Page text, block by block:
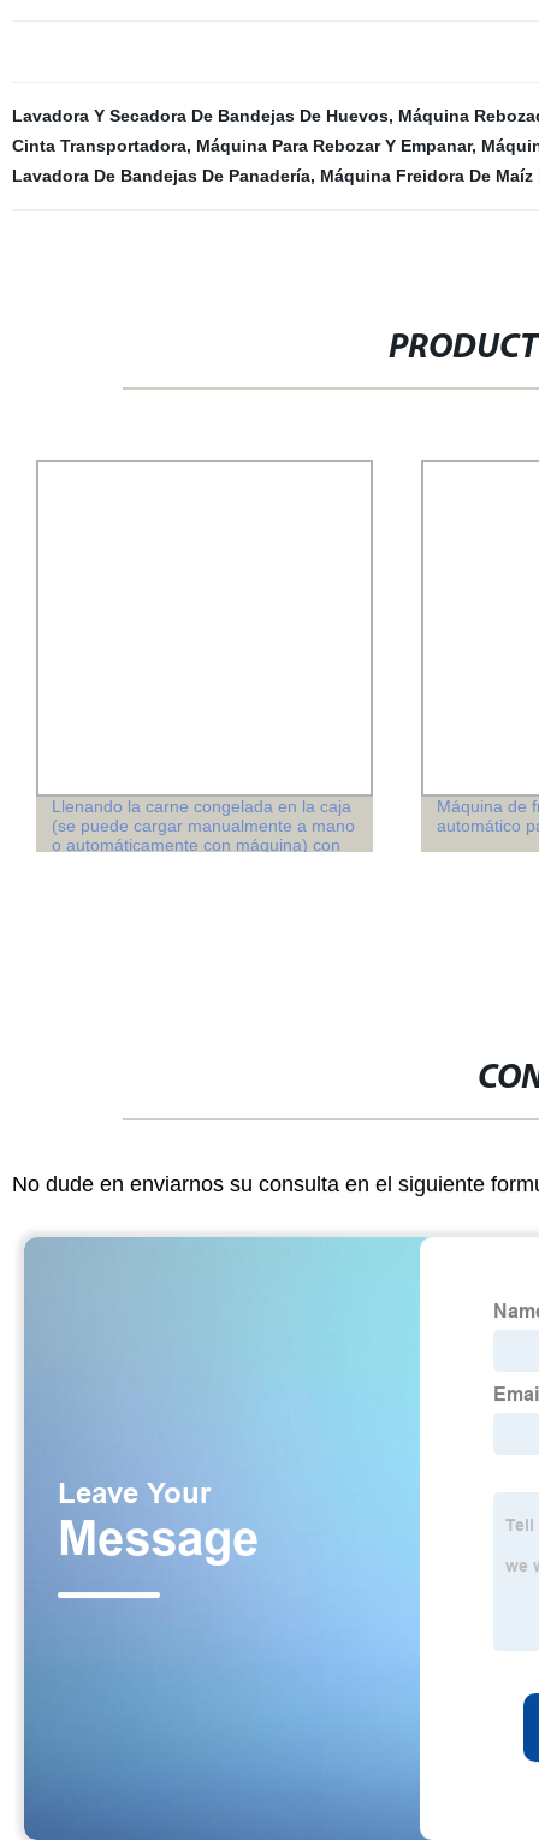
Lavadora Y Secadora De Bandejas De Huevos, Máquina
Cinta Transportadora, Máquina Para Rebozar Y Empanar,
Lavadora De Bandejas De Panadería, Máquina Freidora De Maíz
Llenando la carne congelada en la caja
(se puede cargar manualmente a mano
o automáticamente con máquina) con
Máquina de
automático
No dude en enviarnos su consulta en el siguiente